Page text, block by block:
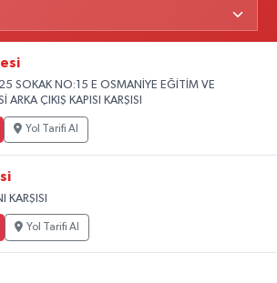
SOKAK NO:15 E OSMANİYE EĞİTİM VE
ARKA ÇIKIŞ KAPISI KARŞISI
Yol Tarifi Al
KARŞISI
Yol Tarifi Al